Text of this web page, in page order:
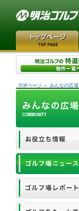
TOPページ ＞ みんなの広場